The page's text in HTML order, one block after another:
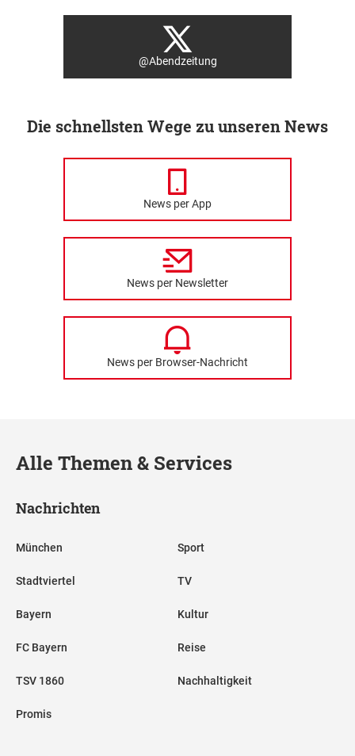
@Abendzeitung
Die schnellsten Wege zu unseren News
News per App
News per Newsletter
News per Browser-Nachricht
Alle Themen & Services
Nachrichten
München
Stadtviertel
Bayern
FC Bayern
TSV 1860
Promis
Sport
TV
Kultur
Reise
Nachhaltigkeit